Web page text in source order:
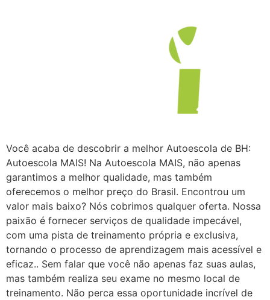
Você acaba de descobrir a melhor Autoescola de BH:
Autoescola MAIS! Na Autoescola MAIS, não apenas
garantimos a melhor qualidade, mas também
oferecemos o melhor preço do Brasil. Encontrou um
valor mais baixo? Nós cobrimos qualquer oferta. Nossa
paixão é fornecer serviços de qualidade impecável,
com uma pista de treinamento própria e exclusiva,
tornando o processo de aprendizagem mais acessível e
eficaz.. Sem falar que você não apenas faz suas aulas,
mas também realiza seu exame no mesmo local de
treinamento. Não perca essa oportunidade incrível de